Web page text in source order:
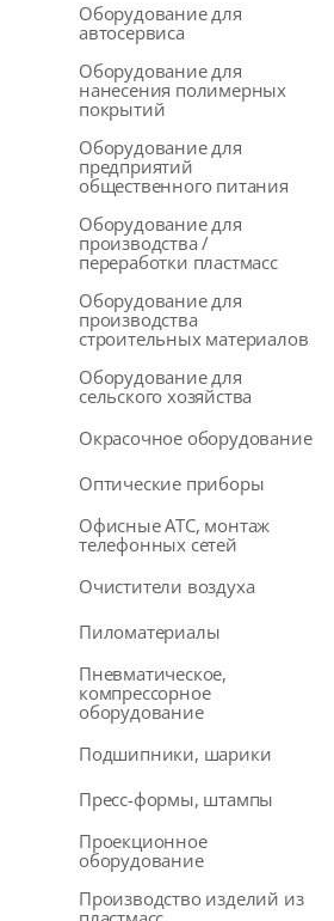
Оборудование для
автосервиса
Оборудование для
нанесения полимерных
покрытий
Оборудование для
предприятий
общественного питания
Оборудование для
производства /
переработки пластмасс
Оборудование для
производства
строительных материалов
Оборудование для
сельского хозяйства
Окрасочное оборудование
Оптические приборы
Офисные АТС, монтаж
телефонных сетей
Очистители воздуха
Пиломатериалы
Пневматическое,
компрессорное
оборудование
Подшипники, шарики
Пресс-формы, штампы
Проекционное
оборудование
Производство изделий из